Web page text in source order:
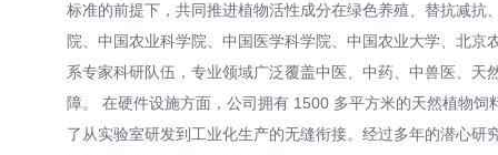
标准的前提下，共同推进植物活性成分在绿色养殖、替抗减
院、中国农业科学院、中国医学科学院、中国农业大学、北
系专家科研队伍，专业领域广泛覆盖中医、中药、中兽医、
障。​ 在硬件设施方面，公司拥有 1500 多平方米的天然植物
了从实验室研发到工业化生产的无缝衔接。经过多年的潜心